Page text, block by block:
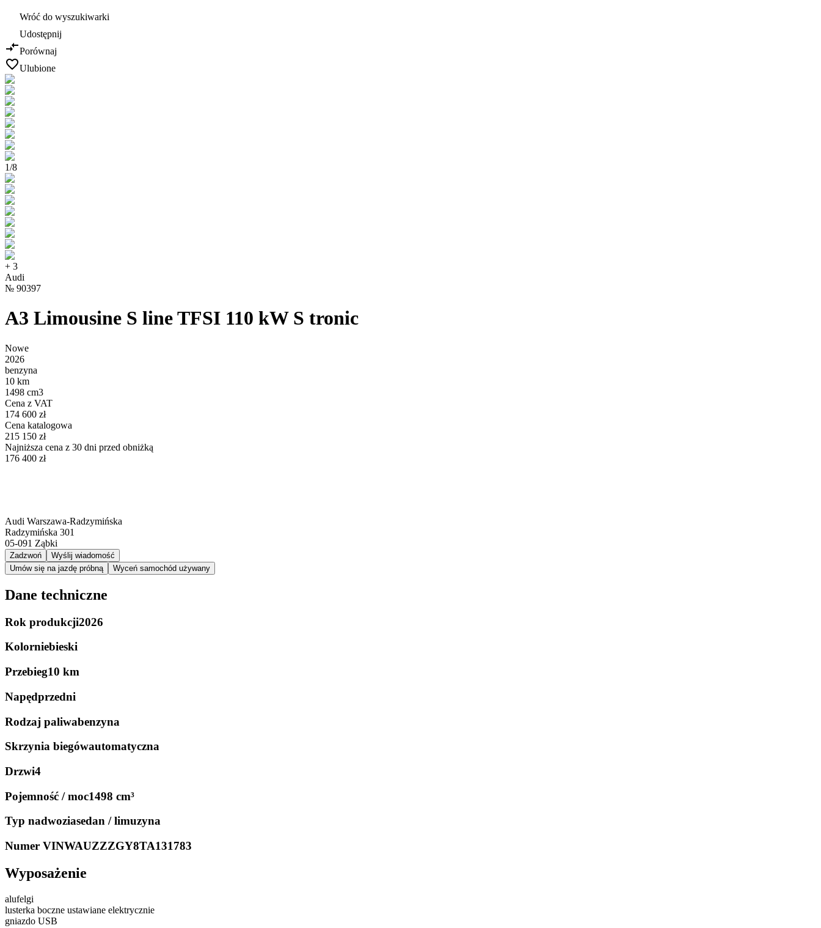
Wróć do wyszukiwarki
Udostępnij
Porównaj
Ulubione
1/8
+ 3
Audi
№ 90397
A3 Limousine S line TFSI 110 kW S tronic
Nowe
2026
benzyna
10 km
1498 cm3
Cena z VAT
174 600 zł
Cena katalogowa
215 150 zł
Najniższa cena z 30 dni przed obniżką
176 400 zł
Audi Warszawa-Radzymińska
Radzymińska 301
05-091 Ząbki
Zadzwoń
Wyślij wiadomość
Umów się na jazdę próbną
Wyceń samochód używany
Dane techniczne
Rok produkcji2026
Kolorniebieski
Przebieg10 km
Napędprzedni
Rodzaj paliwabenzyna
Skrzynia biegówautomatyczna
Drzwi4
Pojemność / moc1498 cm³
Typ nadwoziasedan / limuzyna
Numer VINWAUZZZGY8TA131783
Wyposażenie
alufelgi
lusterka boczne ustawiane elektrycznie
gniazdo USB